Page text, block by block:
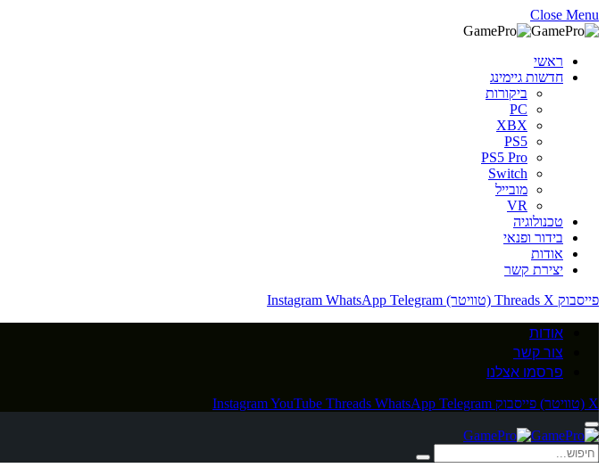
Close Menu
ראשי
חדשות גיימינג
ביקורות
PC
XBX
PS5
PS5 Pro
Switch
מובייל
VR
טכנולוגיה
בידור ופנאי
אודות
יצירת קשר
פייסבוק
Threads X (טוויטר) Instagram WhatsApp Telegram
אודות
צור קשר
פרסמו אצלנו
X (טוויטר) פייסבוק InstagramYouTube Threads WhatsApp Telegram